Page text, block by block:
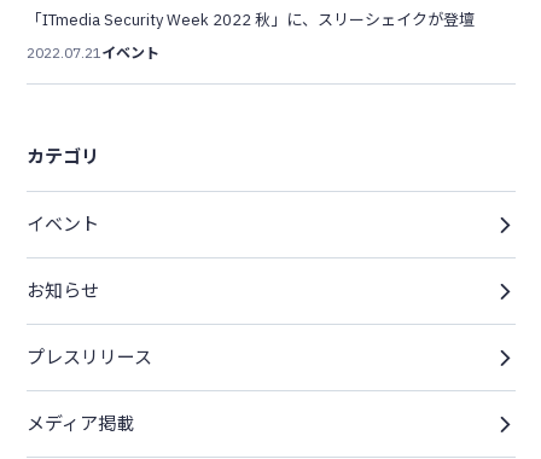
「ITmedia Security Week 2022 秋」に、スリーシェイクが登壇
2022.07.21イベント
カテゴリ
イベント
お知らせ
プレスリリース
メディア掲載